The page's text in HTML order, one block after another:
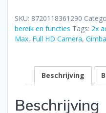
GPS
5Ghz
-
Drone
–
SKU: 8720118361290
bereik en functies Tags: 2x
Max, Full HD Camera,
Beschrijving
Beschrijving